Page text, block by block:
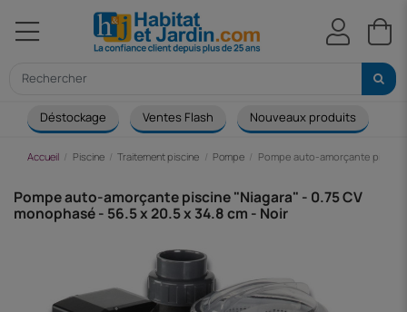
Déstockage Ventes Flash Nouveaux produits
Accueil Piscine Traitement piscine Pompe Pompe auto-amorçante piscine
Pompe auto-amorçante piscine "Niagara" - 0.75 CV
monophasé - 56.5 x 20.5 x 34.8 cm - Noir